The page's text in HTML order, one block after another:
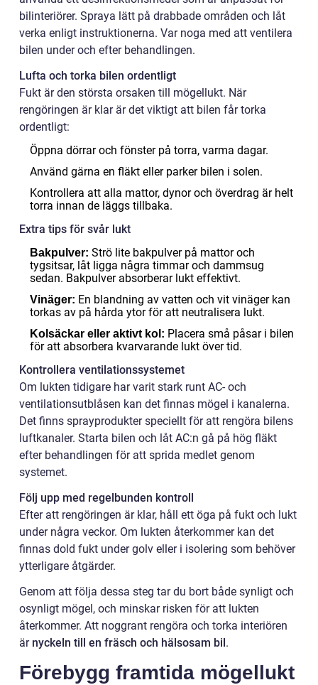
bilinteriörer. Spraya lätt på drabbade områden och låt
verka enligt instruktionerna. Var noga med att ventilera
bilen under och efter behandlingen.
Lufta och torka bilen ordentligt
Fukt är den största orsaken till mögellukt. När
rengöringen är klar är det viktigt att bilen får torka
ordentligt:
Öppna dörrar och fönster på torra, varma dagar.
Använd gärna en fläkt eller parker bilen i solen.
Kontrollera att alla mattor, dynor och överdrag är helt
torra innan de läggs tillbaka.
Extra tips för svår lukt
Bakpulver: Strö lite bakpulver på mattor och
tygsitsar, låt ligga några timmar och dammsug
sedan. Bakpulver absorberar lukt effektivt.
Vinäger: En blandning av vatten och vit vinäger kan
torkas av på hårda ytor för att neutralisera lukt.
Kolsäckar eller aktivt kol: Placera små påsar i bilen
för att absorbera kvarvarande lukt över tid.
Kontrollera ventilationssystemet
Om lukten tidigare har varit stark runt AC- och
ventilationsutblåsen kan det finnas mögel i kanalerna.
Det finns sprayprodukter speciellt för att rengöra bilens
luftkanaler. Starta bilen och låt AC:n gå på hög fläkt
efter behandlingen för att sprida medlet genom
systemet.
Följ upp med regelbunden kontroll
Efter att rengöringen är klar, håll ett öga på fukt och lukt
under några veckor. Om lukten återkommer kan det
finnas dold fukt under golv eller i isolering som behöver
ytterligare åtgärder.
Genom att följa dessa steg tar du bort både synligt och
osynligt mögel, och minskar risken för att lukten
återkommer. Att noggrant rengöra och torka interiören
är nyckeln till en fräsch och hälsosam bil .
Förebygg framtida mögellukt